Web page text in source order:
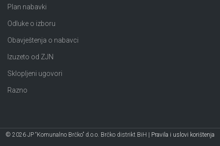
Plan nabavki
Odluke o izboru
Obavještenja o nabavci
Izuzeto od ZJN
Sklopljeni ugovori
Razno
© 2026 JP “Komunalno Brčko” d.o.o. Brčko distrikt BiH | Pravila i uslovi korištenja